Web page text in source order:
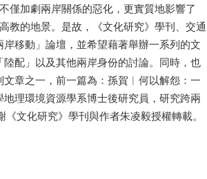
僅加劇兩岸關係的惡化，更實質地影響了
教的地景。是故，《文化研究》學刊、交通
移動」論壇，並希望藉著舉辦一系列的文
配」以及其他兩岸身份的討論。同時，也
章之一，前一篇為：孫賀︱何以解怨：一
理環境資源學系博士後研究員，研究跨兩
文化研究》學刊與作者朱凌毅授權轉載。